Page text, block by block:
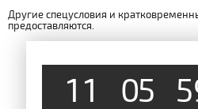
Другие спецусловия и
предоставляются.
1 1 05 5